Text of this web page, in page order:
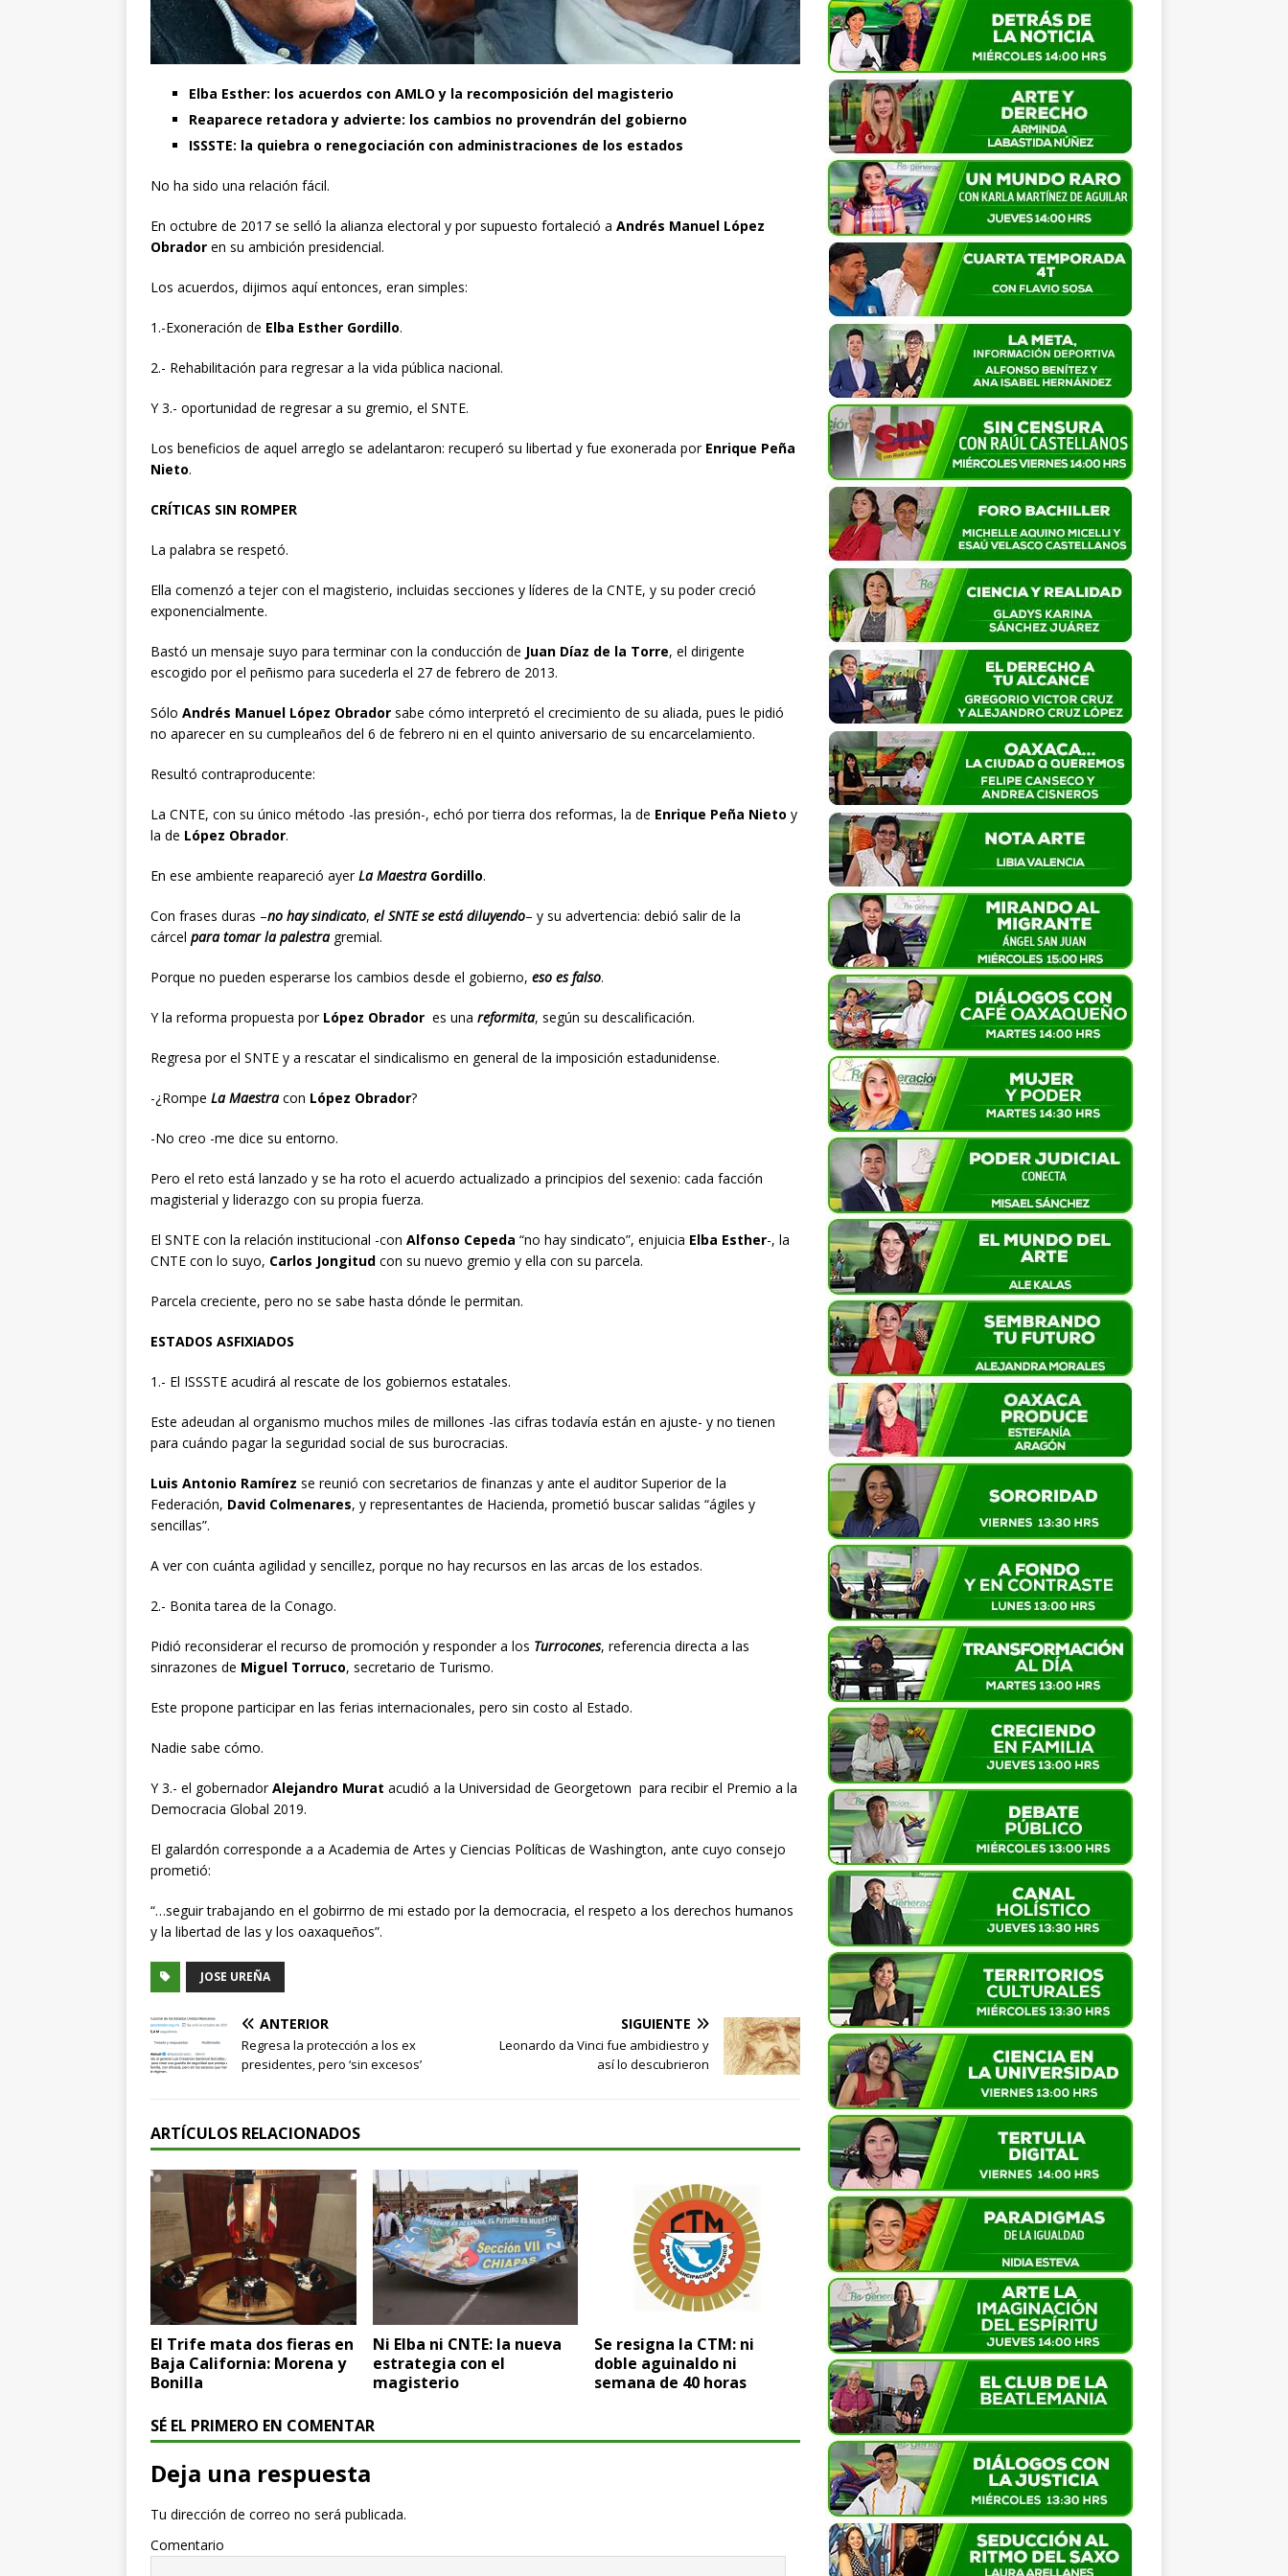
Elba Esther: los acuerdos con AMLO y la recomposición del magisterio
Reaparece retadora y advierte: los cambios no provendrán del gobierno
ISSSTE: la quiebra o renegociación con administraciones de los estados
No ha sido una relación fácil.
En octubre de 2017 se selló la alianza electoral y por supuesto fortaleció a Andrés Manuel López
Obrador en su ambición presidencial.
Los acuerdos, dijimos aquí entonces, eran simples:
1.-Exoneración de Elba Esther Gordillo.
2.- Rehabilitación para regresar a la vida pública nacional.
Y 3.- oportunidad de regresar a su gremio, el SNTE.
Los beneficios de aquel arreglo se adelantaron: recuperó su libertad y fue exonerada por Enrique Peña
Nieto.
CRÍTICAS SIN ROMPER
La palabra se respetó.
Ella comenzó a tejer con el magisterio, incluidas secciones y líderes de la CNTE, y su poder creció
exponencialmente.
Bastó un mensaje suyo para terminar con la conducción de Juan Díaz de la Torre, el dirigente
escogido por el peñismo para sucederla el 27 de febrero de 2013.
Sólo Andrés Manuel López Obrador sabe cómo interpretó el crecimiento de su aliada, pues le pidió
no aparecer en su cumpleaños del 6 de febrero ni en el quinto aniversario de su encarcelamiento.
Resultó contraproducente:
La CNTE, con su único método -las presión-, echó por tierra dos reformas, la de Enrique Peña Nieto y
la de López Obrador.
En ese ambiente reapareció ayerLa Maestra Gordillo.
Con frases duras –no hay sindicato, el SNTE se está diluyendo– y su advertencia: debió salir de la
cárcel para tomar la palestra gremial.
Porque no pueden esperarse los cambios desde el gobierno, eso es falso.
Y la reforma propuesta por López Obrador es una reformita, según su descalificación.
Regresa por el SNTE y a rescatar el sindicalismo en general de la imposición estadunidense.
-¿Rompe La Maestracon López Obrador?
-No creo -me dice su entorno.
Pero el reto está lanzado y se ha roto el acuerdo actualizado a principios del sexenio: cada facción
magisterial y liderazgo con su propia fuerza.
El SNTE con la relación institucional -con Alfonso Cepeda “no hay sindicato”, enjuicia Elba Esther-, la
CNTE con lo suyo, Carlos Jongitud con su nuevo gremio y ella con su parcela.
Parcela creciente, pero no se sabe hasta dónde le permitan.
ESTADOS ASFIXIADOS
1.- El ISSSTE acudirá al rescate de los gobiernos estatales.
Este adeudan al organismo muchos miles de millones -las cifras todavía están en ajuste- y no tienen
para cuándo pagar la seguridad social de sus burocracias.
Luis Antonio Ramírez se reunió con secretarios de finanzas y ante el auditor Superior de la
Federación, David Colmenares, y representantes de Hacienda, prometió buscar salidas “ágiles y
sencillas”.
A ver con cuánta agilidad y sencillez, porque no hay recursos en las arcas de los estados.
2.- Bonita tarea de la Conago.
Pidió reconsiderar el recurso de promoción y responder a los Turrocones, referencia directa a las
sinrazones de Miguel Torruco, secretario de Turismo.
Este propone participar en las ferias internacionales, pero sin costo al Estado.
Nadie sabe cómo.
Y 3.- el gobernadorAlejandro Murat acudió a la Universidad de Georgetown para recibir el Premio a la
Democracia Global 2019.
El galardón corresponde a a Academia de Artes y Ciencias Políticas de Washington, ante cuyo consejo
prometió:
“…seguir trabajando en el gobirrno de mi estado por la democracia, el respeto a los derechos humanos
y la libertad de las y los oaxaqueños”.
JOSE UREÑA
ANTERIOR
Regresa la protección a los ex
presidentes, pero ‘sin excesos’
SIGUIENTE
Leonardo da Vinci fue ambidiestro y
así lo descubrieron
ARTÍCULOS RELACIONADOS
El Trife mata dos fieras en
Baja California: Morena y
Bonilla
Ni Elba ni CNTE: la nueva
estrategia con el
magisterio
Se resigna la CTM: ni
doble aguinaldo ni
semana de 40 horas
SÉ EL PRIMERO EN COMENTAR
Deja una respuesta
Tu dirección de correo no será publicada.
Comentario